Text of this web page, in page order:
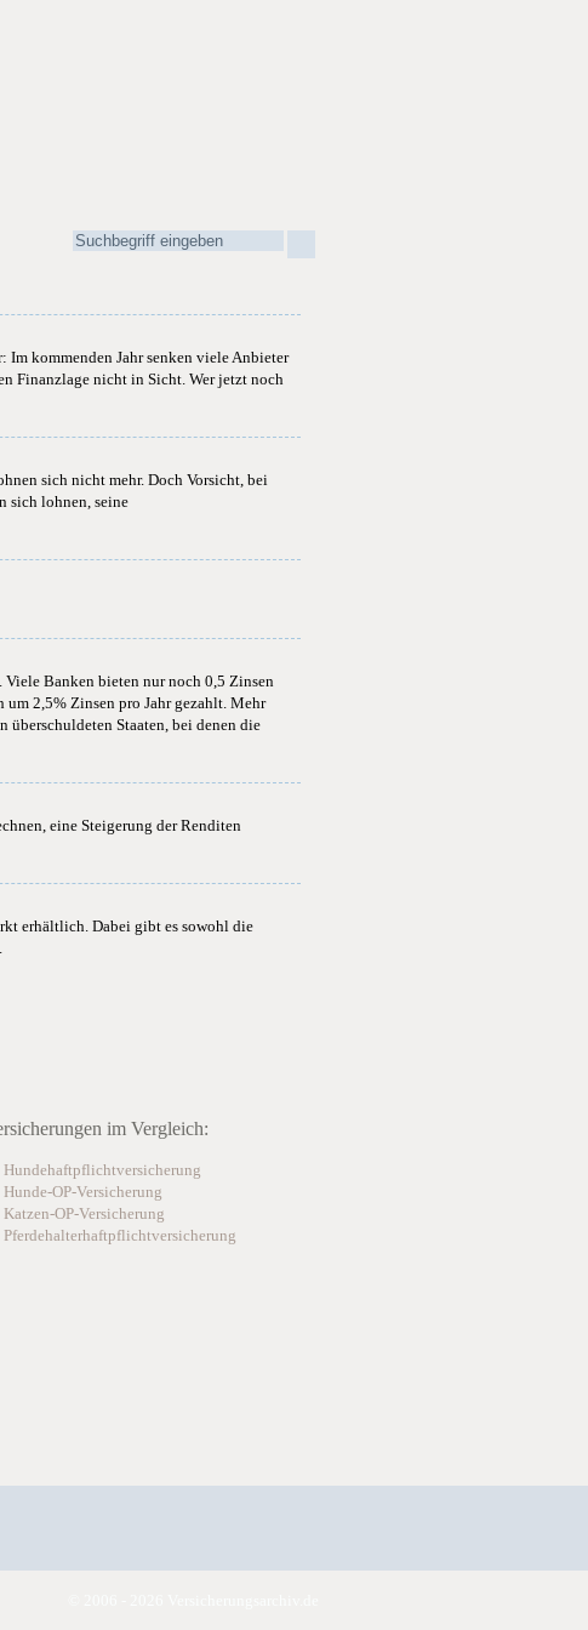
kommenden Jahr senken viele Anbieter
Finanzlage nicht in Sicht. Wer jetzt noch
sich nicht mehr. Doch Vorsicht, bei
sich lohnen, seine
Banken bieten nur noch 0,5 Zinsen
2,5% Zinsen pro Jahr gezahlt. Mehr
überschuldeten Staaten, bei denen die
eine Steigerung der Renditen
erhältlich. Dabei gibt es sowohl die
im Vergleich:
Hundehaftpflichtversicherung
Hunde-OP-Versicherung
Katzen-OP-Versicherung
Pferdehalterhaftpflichtversicherung